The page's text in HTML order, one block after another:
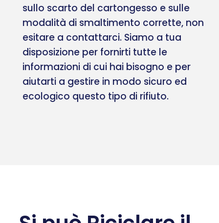
sullo scarto del cartongesso e sulle
modalità di smaltimento corrette, non
esitare a contattarci. Siamo a tua
disposizione per fornirti tutte le
informazioni di cui hai bisogno e per
aiutarti a gestire in modo sicuro ed
ecologico questo tipo di rifiuto.